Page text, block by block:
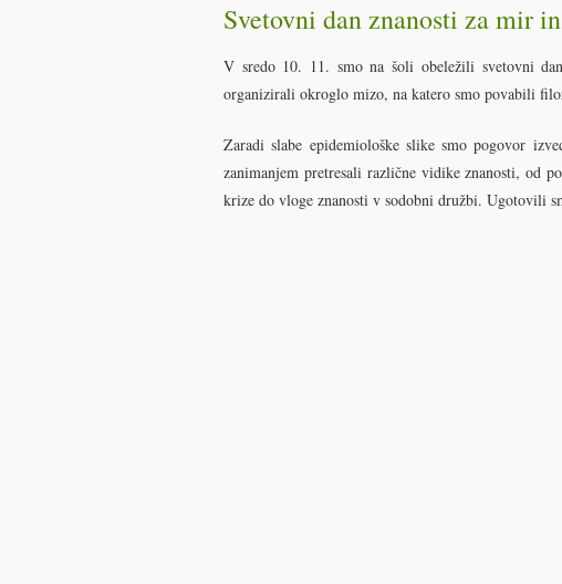
Svetovni dan znanosti za mir
V sredo 10. 11. smo na šoli obeležili svetovni
organizirali okroglo mizo, na katero smo povabili
Zaradi slabe epidemiološke slike smo pogovor
zanimanjem pretresali različne vidike znanosti, od
krize do vloge znanosti v sodobni družbi. Ugotovili